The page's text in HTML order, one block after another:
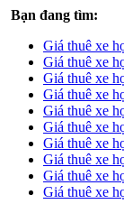
Bạn đang tìm:
Giá thuê xe
Giá thuê xe
Giá thuê xe
Giá thuê xe
Giá thuê xe
Giá thuê xe
Giá thuê xe
Giá thuê xe
Giá thuê xe
Giá thuê xe